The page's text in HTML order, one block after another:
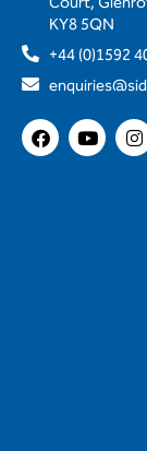
KY8 5QN
+44 (0)1592
F
a
Y
o
I
n